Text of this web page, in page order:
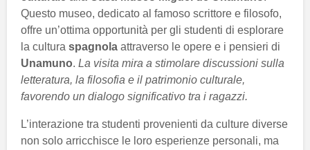
Questo museo, dedicato al famoso scrittore e filosofo,
offre un’ottima opportunità per gli studenti di esplorare
la cultura spagnola attraverso le opere e i pensieri di
Unamuno. La visita mira a stimolare discussioni sulla
letteratura, la filosofia e il patrimonio culturale,
favorendo un dialogo significativo tra i ragazzi.
L’interazione tra studenti provenienti da culture diverse
non solo arricchisce le loro esperienze personali, ma